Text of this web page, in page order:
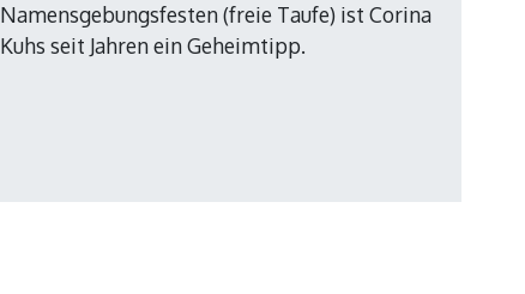
Namensgebungsfesten (freie Taufe) ist Corina
Kuhs seit Jahren ein Geheimtipp.